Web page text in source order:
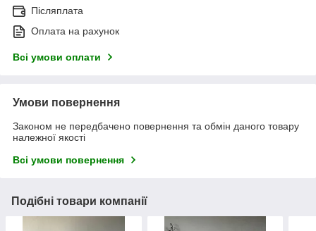
Післяплата
Оплата на рахунок
Всі умови оплати
Умови повернення
Законом не передбачено повернення та обмін даного товару
належної якості
Всі умови повернення
Подібні товари компанії